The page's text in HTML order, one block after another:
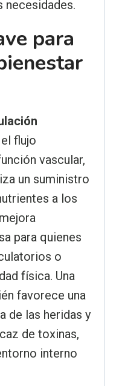
necesidades.
para
flujo
vascular,
un suministro
a los
para quienes
o
física. Una
favorece una
de las heridas y
de toxinas,
interno